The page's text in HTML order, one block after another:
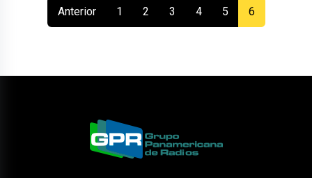
Anterior 1 2 3 4 5 6(current)